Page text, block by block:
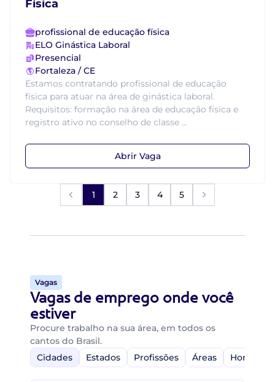
Física
profissional de educação física
ELO Ginástica Laboral
Presencial
Fortaleza / CE
Estamos contratando profissional de educação
física para atuar na área de ginástica laboral.
Requisitos: formação na área de educação física e
registro ativo no conselho de classe ...
Abrir Vaga
1 2 3 4 5
Vagas
Vagas de emprego onde você
estiver
Procure trabalho na sua área, em todos os
cantos do Brasil.
Cidades
Estados Profissões Áreas Home-